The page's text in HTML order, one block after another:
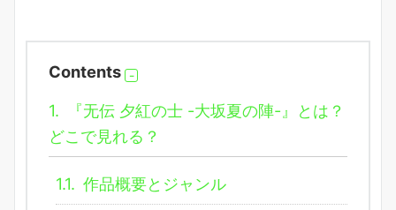
Contents
1.
『无伝 夕紅の士 -大坂夏の陣-』とは？
どこで見れる？
1.1. 作品概要とジャンル